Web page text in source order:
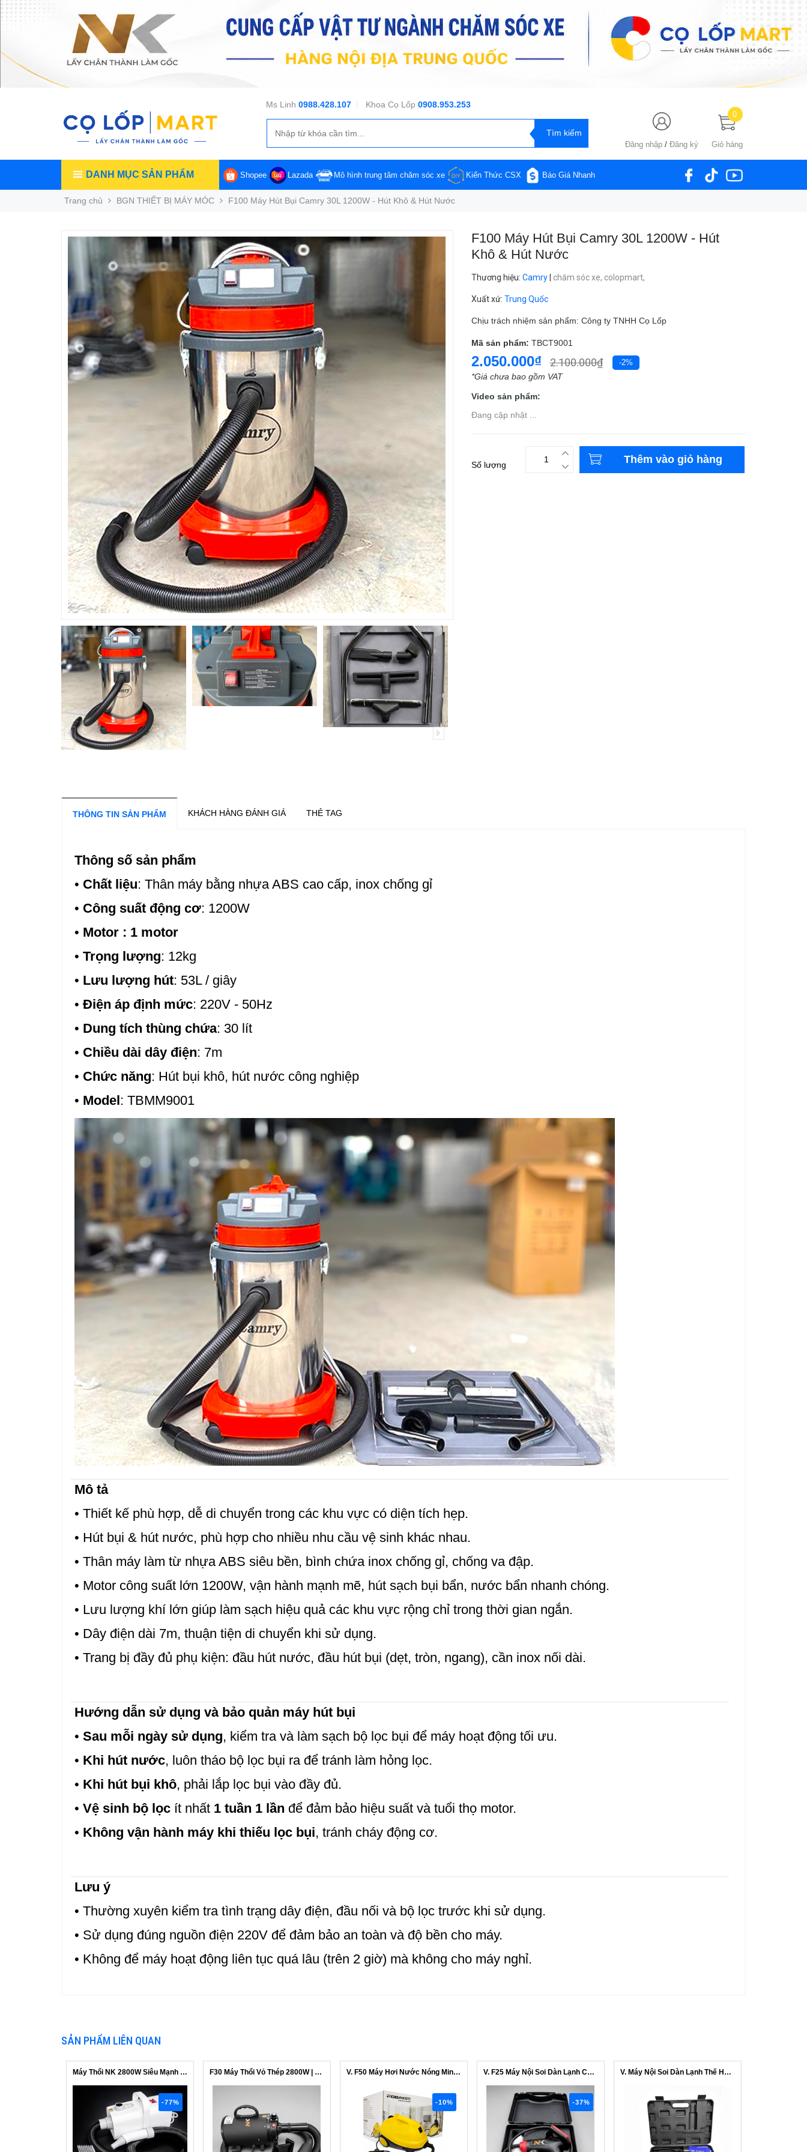
Ms Linh 0988.428.107| Khoa Cọ Lốp 0908.953.253
Đăng nhập / Đăng ký Giỏ hàng
0
DANH MỤC SẢN PHẨM Shopee Lazada Mô hình trung tâm chăm sóc xe Kiến Thức CSX Báo Giá Nhanh
Trang chủ BGN THIẾT BỊ MÁY MÓC F100 Máy Hút Bụi Camry 30L 1200W - Hút Khô & Hút Nước
F100 Máy Hút Bụi Camry 30L 1200W - Hút
Khô & Hút Nước
Thương hiệu: Camry | chăm sóc xe, colopmart,
Xuất xứ: Trung Quốc
Chịu trách nhiệm sản phẩm: Công ty TNHH Cọ Lốp
Mã sản phẩm: TBCT9001
2.050.000₫ 2.100.000₫ -2%
*Giá chưa bao gồm VAT
Video sản phẩm:
Đang cập nhật ...
Số lượng Thêm vào giỏ hàng
THÔNG TIN SẢN PHẨM KHÁCH HÀNG ĐÁNH GIÁ THẺ TAG
Thông số sản phẩm
• Chất liệu: Thân máy bằng nhựa ABS cao cấp, inox chống gỉ
• Công suất động cơ: 1200W
• Motor : 1 motor
• Trọng lượng: 12kg
• Lưu lượng hút: 53L / giây
• Điện áp định mức: 220V - 50Hz
• Dung tích thùng chứa: 30 lít
• Chiều dài dây điện: 7m
• Chức năng: Hút bụi khô, hút nước công nghiệp
• Model: TBMM9001
Mô tả
• Thiết kế phù hợp, dễ di chuyển trong các khu vực có diện tích hẹp.
• Hút bụi & hút nước, phù hợp cho nhiều nhu cầu vệ sinh khác nhau.
• Thân máy làm từ nhựa ABS siêu bền, bình chứa inox chống gỉ, chống va đập.
• Motor công suất lớn 1200W, vận hành mạnh mẽ, hút sạch bụi bẩn, nước bẩn nhanh chóng.
• Lưu lượng khí lớn giúp làm sạch hiệu quả các khu vực rộng chỉ trong thời gian ngắn.
• Dây điện dài 7m, thuận tiện di chuyển khi sử dụng.
• Trang bị đầy đủ phụ kiện: đầu hút nước, đầu hút bụi (dẹt, tròn, ngang), cần inox nối dài.
Hướng dẫn sử dụng và bảo quản máy hút bụi
• Sau mỗi ngày sử dụng, kiểm tra và làm sạch bộ lọc bụi để máy hoạt động tối ưu.
• Khi hút nước, luôn tháo bộ lọc bụi ra để tránh làm hỏng lọc.
• Khi hút bụi khô, phải lắp lọc bụi vào đầy đủ.
• Vệ sinh bộ lọc ít nhất 1 tuần 1 lần để đảm bảo hiệu suất và tuổi thọ motor.
• Không vận hành máy khi thiếu lọc bụi, tránh cháy động cơ.
Lưu ý
• Thường xuyên kiểm tra tình trạng dây điện, đầu nối và bộ lọc trước khi sử dụng.
• Sử dụng đúng nguồn điện 220V để đảm bảo an toàn và độ bền cho máy.
• Không để máy hoạt động liên tục quá lâu (trên 2 giờ) mà không cho máy nghỉ.
SẢN PHẨM LIÊN QUAN
Máy Thổi NK 2800W Siêu Mạnh - Dây Dài...
-77%
F30 Máy Thổi Vỏ Thép 2800W | Dây Dài ... V. F50 Máy Hơi Nước Nóng Mini 1.8L Vệ...
-10%
V. F25 Máy Nội Soi Dàn Lạnh Cam Ngang...
-37%
V. Máy Nội Soi Dàn Lạnh Thế Hệ Mới KA...